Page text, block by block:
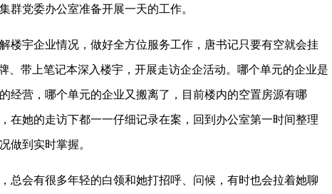
群党委办公室准备开展一天的工作。
宇企业情况，做好全方位服务工作，唐书记只要有空就会挂
、带上笔记本深入楼宇，开展走访企企活动。哪个单元的企业是
经营，哪个单元的企业又搬离了，目前楼内的空置房源有哪
在她的走访下都一一仔细记录在案，回到办公室第一时间整理
做到实时掌握。
会有很多年轻的白领和她打招呼、问候，有时也会拉着她聊